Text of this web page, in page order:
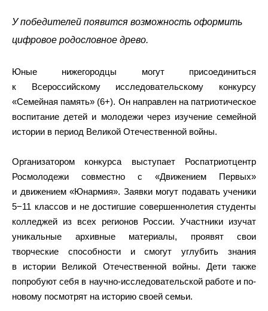
У победителей появится возможность оформить
цифровое родословное древо.
Юные нижегородцы могут присоединиться
к Всероссийскому исследовательскому конкурсу
«Семейная память» (6+). Он направлен на патриотическое
воспитание детей и молодежи через изучение семейной
истории в период Великой Отечественной войны.
Организатором конкурса выступает Роспатриотцентр
Росмолодежи совместно с «Движением Первых»
и движением «Юнармия». Заявки могут подавать ученики
5−11 классов и не достигшие совершеннолетия студенты
колледжей из всех регионов России. Участники изучат
уникальные архивные материалы, проявят свои
творческие способности и смогут углубить знания
в истории Великой Отечественной войны. Дети также
попробуют себя в научно-исследовательской работе и по-
новому посмотрят на историю своей семьи.